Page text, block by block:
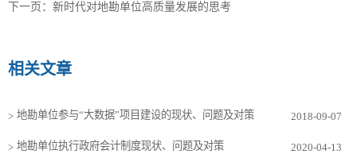
下一页： 新时代对地勘单位高质量发展的思考
相关文章
> 地勘单位参与“大数据”项目建设的现状、问题及对策 2018-09-07
> 地勘单位执行政府会计制度现状、问题及对策 2020-04-13